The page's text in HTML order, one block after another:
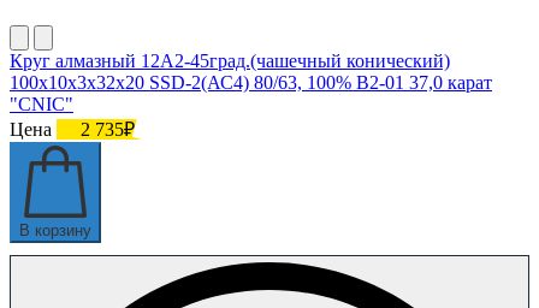
Круг алмазный 12А2-45град.(чашечный конический)
100х10х3х32х20 SSD-2(АС4) 80/63, 100% В2-01 37,0 карат
"CNIC"
Цена
2 735₽
В корзину